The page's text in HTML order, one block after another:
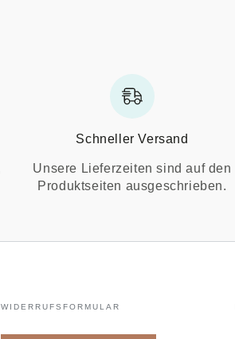
Schneller Versand
Unsere Lieferzeiten sind auf den
Produktseiten ausgeschrieben.
WIDERRUFSFORMULAR